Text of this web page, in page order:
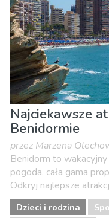
Najciekawsze
Benidormie
przez Marzena
Benidorm to wakacyjny
pogoda, cała gama
Odkryj najlepsze
Dzieci i rodzina